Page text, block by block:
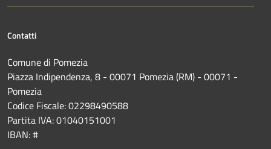
Contatti
Comune di Pomezia
Piazza Indipendenza, 8 - 00071 Pomezia (RM) - 00071 -
Pomezia
Codice Fiscale: 02298490588
Partita IVA: 01040151001
IBAN: #